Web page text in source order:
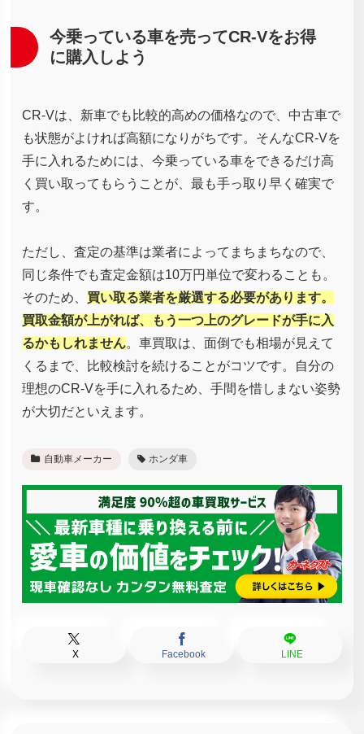
今乗っている車を売ってCR-Vをお得
に購入しよう
CR-Vは、新車でも比較的高めの価格なので、中古車で
も状態がよければ高額になりがちです。そんなCR-Vを
手に入れるためには、今乗っている車をできるだけ高
く買い取ってもらうことが、最も手っ取り早く確実で
す。
ただし、査定の基準は業者によってまちまちなので、
同じ条件でも査定金額は10万円単位で変わることも。
そのため、 買い取る業者を厳選する必要があります。
買取金額が上がれば、もう一つ上のグレードが手に入
るかもしれません。車買取は、面倒でも相場が見えて
くるまで、比較検討を続けることがコツです。自分の
理想のCR-Vを手に入れるため、手間を惜しまない姿勢
が大切だといえます。
自動車メーカー ホンダ車
X Facebook LINE